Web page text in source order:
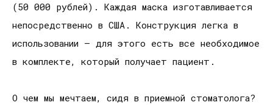
(50 000 рублей). Каждая маска изготавливается
непосредственно в США. Конструкция легка в
использовании – для этого есть все необходимое
в комплекте, который получает пациент.
О чем мы мечтаем, сидя в приемной стоматолога?